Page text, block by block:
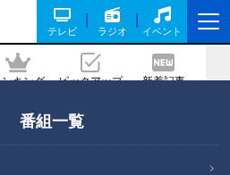
テレビ ラジオ イベント
キング ピックアップ 新着記事
番組一覧
ントは「標準語」？